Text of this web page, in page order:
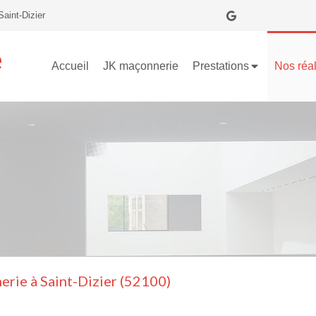
Dizier
Accueil JK maçonnerie Prestations Nos
à Saint-Dizier (52100)